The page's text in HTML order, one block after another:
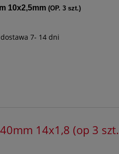
10x2,5mm (OP. 3 szt.)
7- 14 dni
14x1,8 (op 3